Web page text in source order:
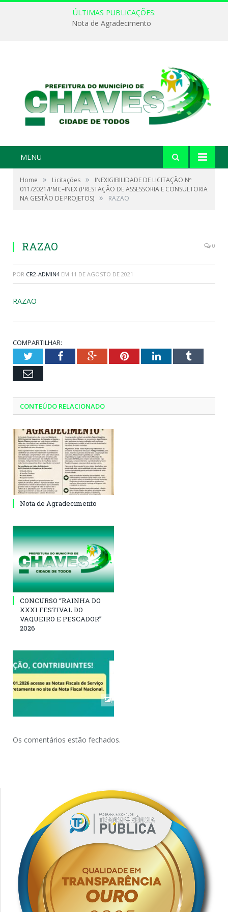
ÚLTIMAS PUBLICAÇÕES:
Nota de Agradecimento
MENU
Home » Licitações »
INEXIGIBILIDADE DE LICITAÇÃO Nº
011/2021/PMC–INEX (PRESTAÇÃO DE ASSESSORIA E CONSULTORIA
NA GESTÃO DE PROJETOS) » RAZAO
RAZAO 0
POR CR2-ADMIN4 EM 11 DE AGOSTO DE 2021
RAZAO
COMPARTILHAR:
TwitterFacebookGoogle+PinterestLinkedInTumblr
Email
CONTEÚDO RELACIONADO
Nota de Agradecimento
CONCURSO “RAINHA DO
XXXI FESTIVAL DO
VAQUEIRO E PESCADOR”
2026
Os comentários estão fechados.